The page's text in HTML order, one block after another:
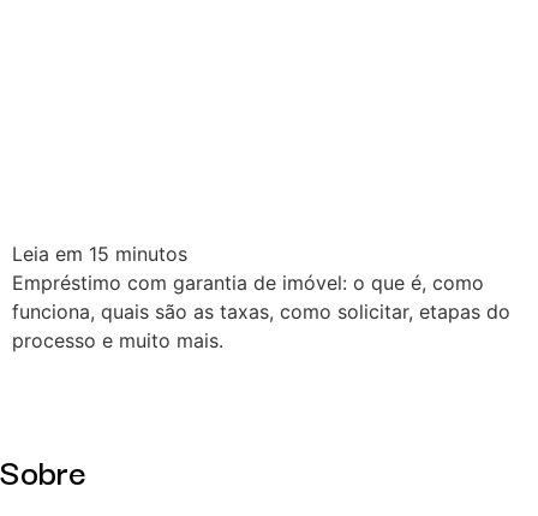
Leia em 15 minutos
Empréstimo com garantia de imóvel: o que é, como
funciona, quais são as taxas, como solicitar, etapas do
processo e muito mais.
Sobre